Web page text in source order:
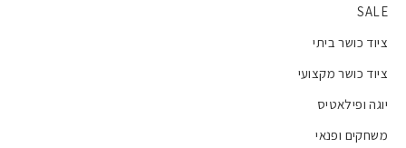
SALE
ציוד כושר ביתי
ציוד כושר מקצועי
יוגה ופילאטיס
משחקים ופנאי